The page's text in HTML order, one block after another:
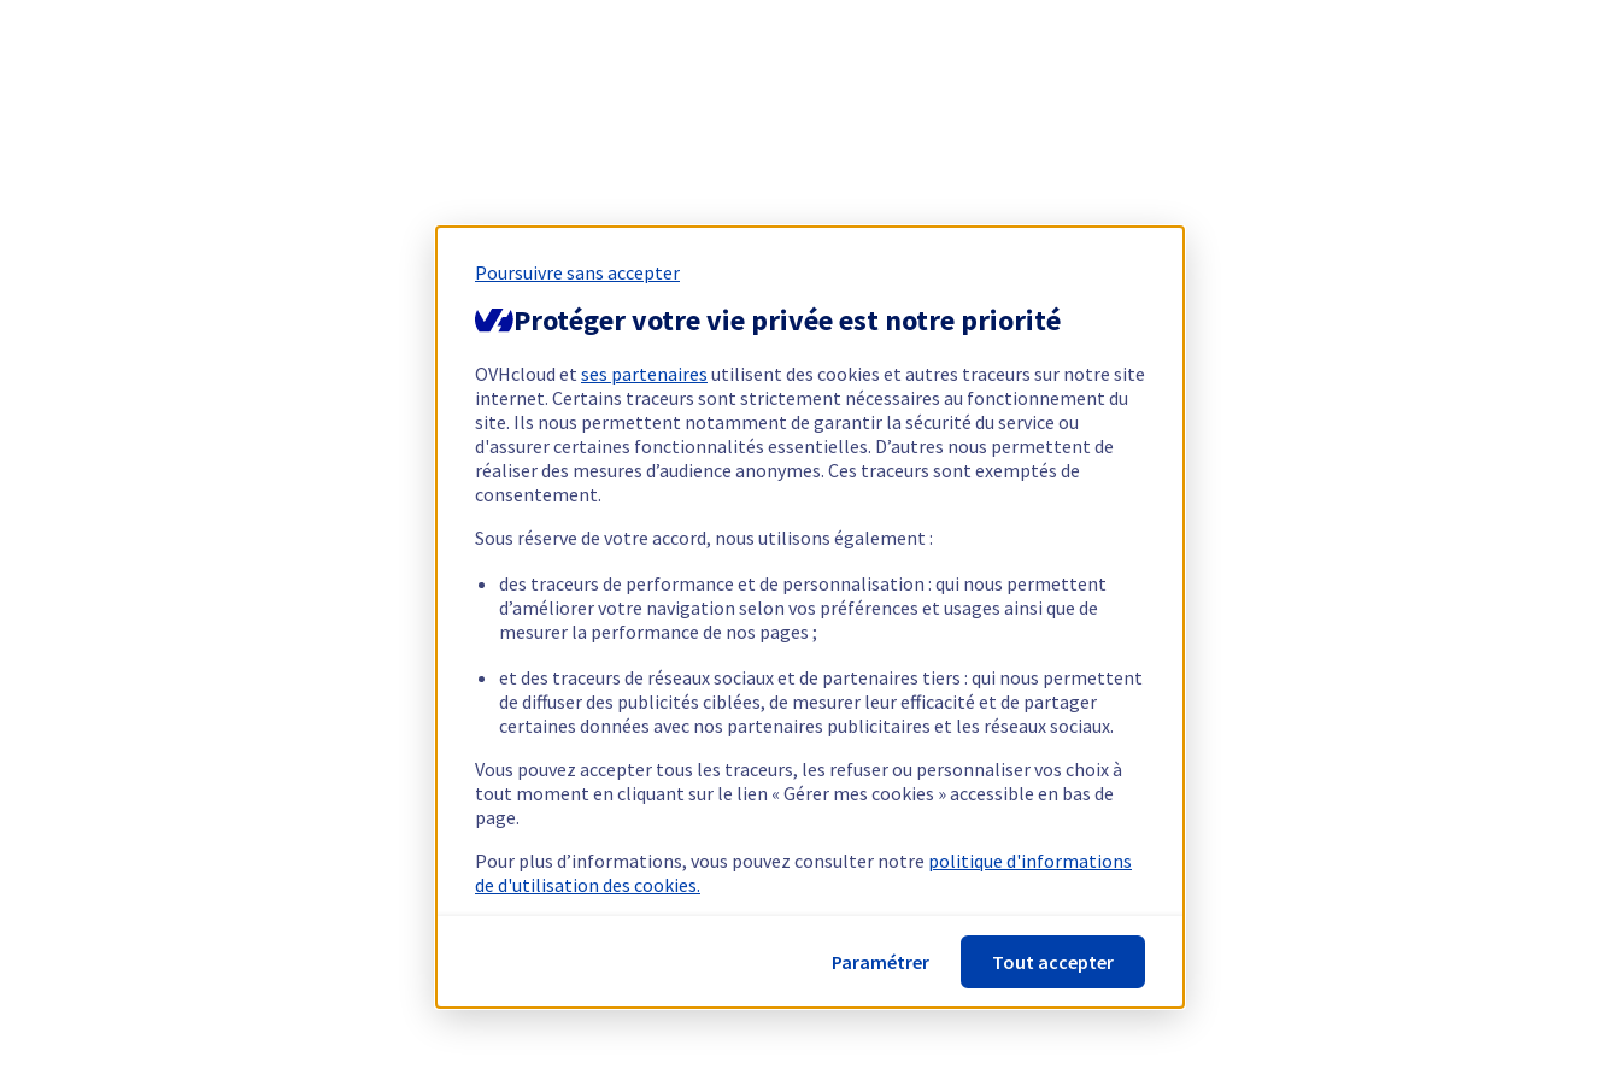
Poursuivre sans accepter
Protéger votre vie privée est notre priorité
OVHcloud et ses partenaires utilisent des cookies et autres traceurs sur notre site
internet. Certains traceurs sont strictement nécessaires au fonctionnement du
site. Ils nous permettent notamment de garantir la sécurité du service ou
d'assurer certaines fonctionnalités essentielles. D’autres nous permettent de
réaliser des mesures d’audience anonymes. Ces traceurs sont exemptés de
consentement.
Sous réserve de votre accord, nous utilisons également :
des traceurs de performance et de personnalisation : qui nous permettent
d’améliorer votre navigation selon vos préférences et usages ainsi que de
mesurer la performance de nos pages ;
et des traceurs de réseaux sociaux et de partenaires tiers : qui nous permettent
de diffuser des publicités ciblées, de mesurer leur efficacité et de partager
certaines données avec nos partenaires publicitaires et les réseaux sociaux.
Vous pouvez accepter tous les traceurs, les refuser ou personnaliser vos choix à
tout moment en cliquant sur le lien « Gérer mes cookies » accessible en bas de
page.
Pour plus d’informations, vous pouvez consulter notre politique d'informations
de d'utilisation des cookies.
Paramétrer Tout accepter